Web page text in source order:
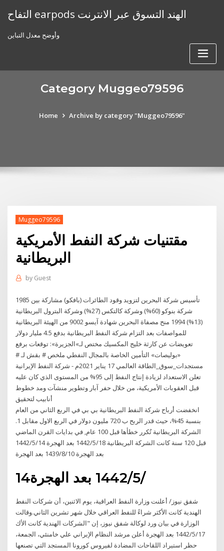
التفاح earpods الهند التسوق عبر الانترنت
وأوضح معدل التباين
Category Muggeo79596
Home Archive by category "Muggeo79596"
Muggeo79596
مقتنيات شركة النفط الأمريكية
البريطانية
by Guest
1985 تأسيس شركة البحرين لتزويد وقود الطائرات (بافكو) مشاركة بين
شركة بنوكو (60%) وشركة كالتكس (27%) وشركة البترول البريطانية
(13%) 1994 منح مصفاة البحرين شهادة آيسو 9002 من الهيئة البريطانية
للمواصفات بعد التزام شركة النفط البريطانية بدفع 4.5 مليار دولار
تعويضات عن كارثة خليج المكسيك مختص لـ»الجزيرة»: توقعات برفع
«بوليصات» التأمين الخاصة بالمجال النفطي ملخص # بقش لـ #
مستجدات_سوق_الطاقة العالمي 17 يناير 2021م - شركة النفط الإيرانية
تعلن الاستعداد لزيادة إنتاج النفط إلى 95% من المستوى الذي كان عليه
قبل العقوبات الأمريكية، من خلال حفر آبار وتطوير منشآت ومد خطوط
أنابيب لتحقيق
انخفضت أرباح شركة النفط البريطانية بي بي في الربع الثاني من العام
بنسبة 45%، حيث قدر الربح ب 720 مليون دولار في الربع الاول مقابل 1.
الشركة البريطانية تُكرر خطأها قبل 100 عام, في بدايات القرن الماضي
قبل 120 سنة كانت الشركة البريطانية 18‏‏/5‏‏/1442 بعد الهجرة 14‏‏/5‏‏/1442
بعد الهجرة 10‏‏/8‏‏/1439 بعد الهجرة
14‏‏/5‏‏/1442 بعد الهجرة
شفق نيوز/ أعلنت وزارة النفط العراقية، يوم الاثنين، أن شركات النفط
الهندية كانت الأكثر شراءً للنفط العراقي خلال شهر تشرين الثاني.وقالت
الوزارة في بيان ورد لوكالة شفق نيوز، إن "الشركات الهندية كانت الأك
17‏‏/5‏‏/1442 بعد الهجرة أعلن مرشد النظام الإيراني علي خامنئي، الجمعة،
حظر استيراد اللقاحات المضادة لفيروس كورونا المستجد التي تصنعها